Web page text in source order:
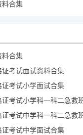
料合集
料合集
考试面试资料合集
考试小学面试合集
考试小学科一科二急救
考试中学科一科二急救
考试中学面试合集